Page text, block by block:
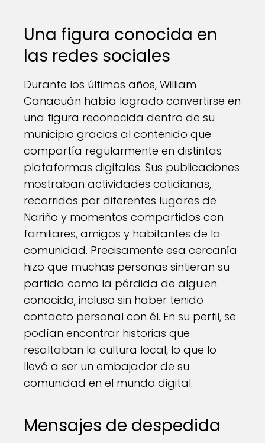
Una figura conocida en
las redes sociales
Durante los últimos años, William
Canacuán había logrado convertirse en
una figura reconocida dentro de su
municipio gracias al contenido que
compartía regularmente en distintas
plataformas digitales. Sus publicaciones
mostraban actividades cotidianas,
recorridos por diferentes lugares de
Nariño y momentos compartidos con
familiares, amigos y habitantes de la
comunidad. Precisamente esa cercanía
hizo que muchas personas sintieran su
partida como la pérdida de alguien
conocido, incluso sin haber tenido
contacto personal con él. En su perfil, se
podían encontrar historias que
resaltaban la cultura local, lo que lo
llevó a ser un embajador de su
comunidad en el mundo digital.
Mensajes de despedida